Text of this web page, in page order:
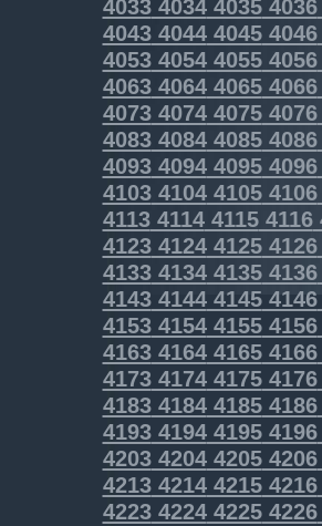
4033403440354036
4043404440454046
4053405440554056
4063406440654066
4073407440754076
4083408440854086
4093409440954096
4103410441054106
4113411441154116
4123412441254126
4133413441354136
4143414441454146
4153415441554156
4163416441654166
4173417441754176
4183418441854186
4193419441954196
4203420442054206
4213421442154216
4223422442254226